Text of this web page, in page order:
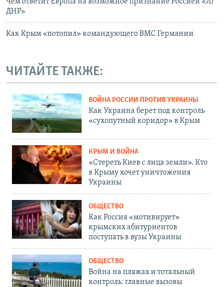
Чем ответит Европа на возможное признание Россией «Л/
ДНР»
Как Крым «потопил» командующего ВМС Германии
ЧИТАЙТЕ ТАКЖЕ:
ВОЙНА РОССИИ ПРОТИВ УКРАИНЫ
Как Украина берет под контроль
«сухопутный коридор» в Крым
КРЫМ И ВОЙНА
«Стереть Киев с лица земли». Кто
в Крыму хочет уничтожения
Украины
ОБЩЕСТВО
Как Россия «мотивирует»
крымских абитуриентов
поступать в вузы Украины
ОБЩЕСТВО
Война на пляжах и тотальный
контроль: главные вызовы